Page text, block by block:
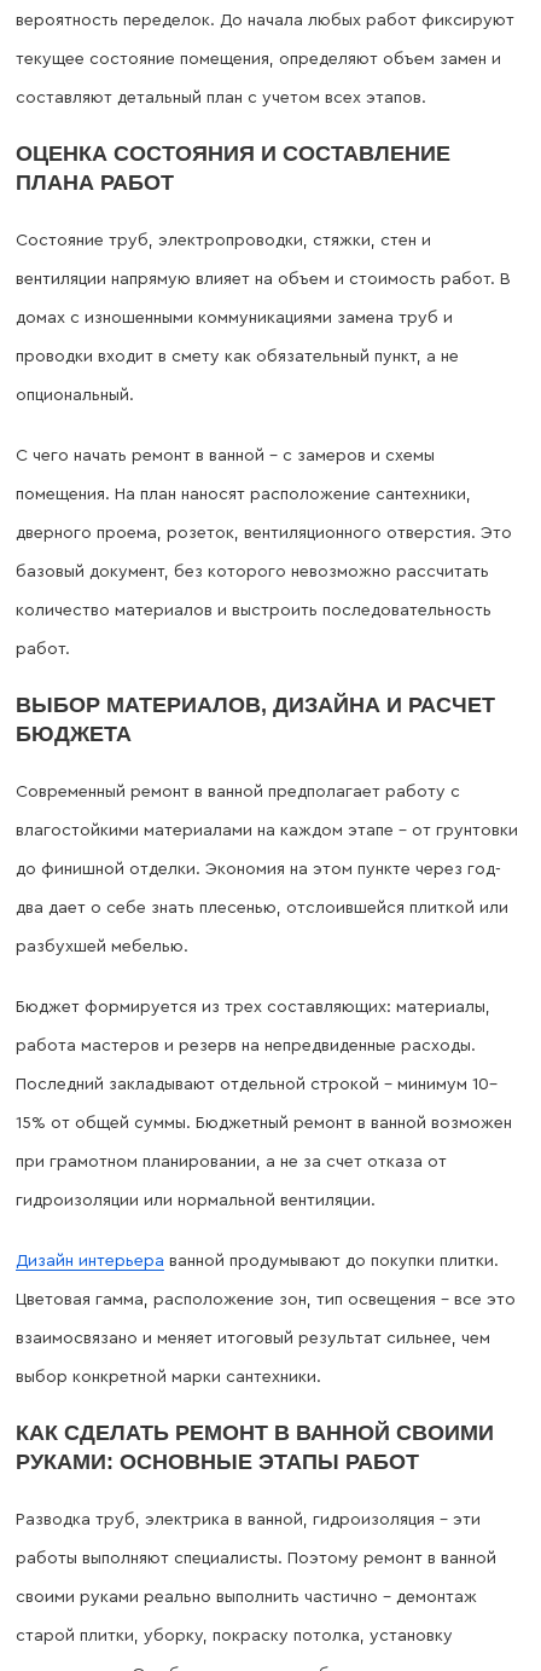
вероятность переделок. До начала любых работ фиксируют
текущее состояние помещения, определяют объем замен и
составляют детальный план с учетом всех этапов.
ОЦЕНКА СОСТОЯНИЯ И СОСТАВЛЕНИЕ
ПЛАНА РАБОТ
Состояние труб, электропроводки, стяжки, стен и
вентиляции напрямую влияет на объем и стоимость работ. В
домах с изношенными коммуникациями замена труб и
проводки входит в смету как обязательный пункт, а не
опциональный.
С чего начать ремонт в ванной – с замеров и схемы
помещения. На план наносят расположение сантехники,
дверного проема, розеток, вентиляционного отверстия. Это
базовый документ, без которого невозможно рассчитать
количество материалов и выстроить последовательность
работ.
ВЫБОР МАТЕРИАЛОВ, ДИЗАЙНА И РАСЧЕТ
БЮДЖЕТА
Современный ремонт в ванной предполагает работу с
влагостойкими материалами на каждом этапе – от грунтовки
до финишной отделки. Экономия на этом пункте через год-
два дает о себе знать плесенью, отслоившейся плиткой или
разбухшей мебелью.
Бюджет формируется из трех составляющих: материалы,
работа мастеров и резерв на непредвиденные расходы.
Последний закладывают отдельной строкой – минимум 10–
15% от общей суммы. Бюджетный ремонт в ванной возможен
при грамотном планировании, а не за счет отказа от
гидроизоляции или нормальной вентиляции.
Дизайн интерьера ванной продумывают до покупки плитки.
Цветовая гамма, расположение зон, тип освещения – все это
взаимосвязано и меняет итоговый результат сильнее, чем
выбор конкретной марки сантехники.
КАК СДЕЛАТЬ РЕМОНТ В ВАННОЙ СВОИМИ
РУКАМИ: ОСНОВНЫЕ ЭТАПЫ РАБОТ
Разводка труб, электрика в ванной, гидроизоляция – эти
работы выполняют специалисты. Поэтому ремонт в ванной
своими руками реально выполнить частично – демонтаж
старой плитки, уборку, покраску потолка, установку